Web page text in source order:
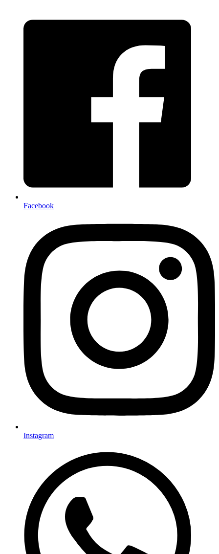
Facebook
Instagram